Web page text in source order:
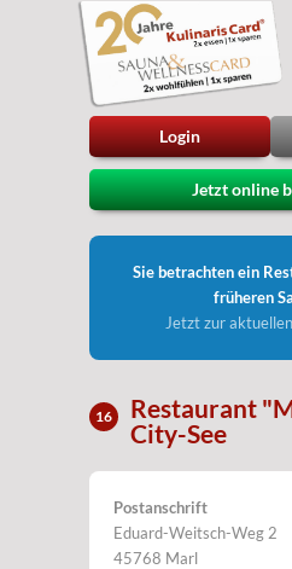
Login
Jetzt online
Sie betrachten ein
früheren
Jetzt zur
16
Restaurant
City-See
Postanschrift
Eduard-Weitsch-Weg 2
45768 Marl